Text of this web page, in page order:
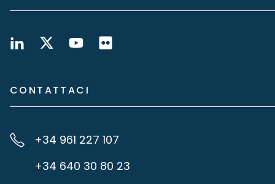
CONTATTACI
+34 961 227 107
+34 640 30 80 23